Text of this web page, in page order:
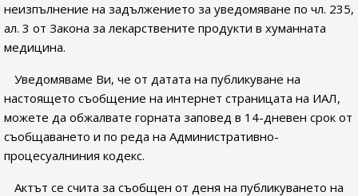
неизпълнение на задължението за уведомяване по чл. 235,
ал. 3 от Закона за лекарствените продукти в хуманната
медицина.
Уведомяваме Ви, че от датата на публикуване на
настоящето съобщение на интернет страницата на ИАЛ,
можете да обжалвате горната заповед в 14-дневен срок от
съобщаването и по реда на Административно-
процесуалниния кодекс.
Актът се счита за съобщен от деня на публикуването на